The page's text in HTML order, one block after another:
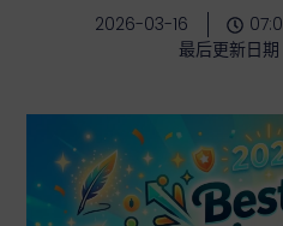
2026-03-16
最后更新日